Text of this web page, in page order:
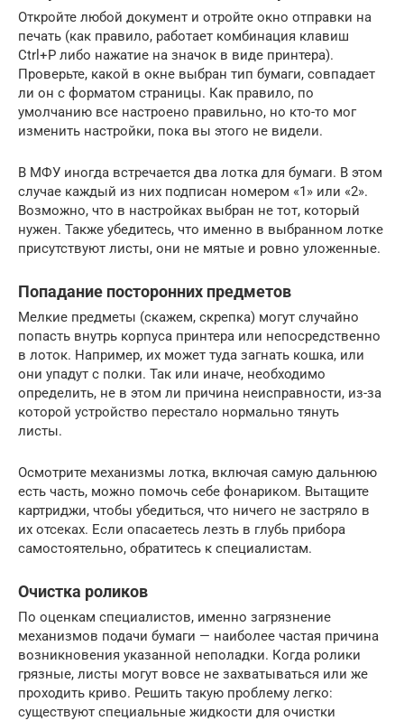
Откройте любой документ и отройте окно отправки на
печать (как правило, работает комбинация клавиш
Ctrl+P либо нажатие на значок в виде принтера).
Проверьте, какой в окне выбран тип бумаги, совпадает
ли он с форматом страницы. Как правило, по
умолчанию все настроено правильно, но кто-то мог
изменить настройки, пока вы этого не видели.
В МФУ иногда встречается два лотка для бумаги. В этом
случае каждый из них подписан номером «1» или «2».
Возможно, что в настройках выбран не тот, который
нужен. Также убедитесь, что именно в выбранном лотке
присутствуют листы, они не мятые и ровно уложенные.
Попадание посторонних предметов
Мелкие предметы (скажем, скрепка) могут случайно
попасть внутрь корпуса принтера или непосредственно
в лоток. Например, их может туда загнать кошка, или
они упадут с полки. Так или иначе, необходимо
определить, не в этом ли причина неисправности, из-за
которой устройство перестало нормально тянуть
листы.
Осмотрите механизмы лотка, включая самую дальнюю
есть часть, можно помочь себе фонариком. Вытащите
картриджи, чтобы убедиться, что ничего не застряло в
их отсеках. Если опасаетесь лезть в глубь прибора
самостоятельно, обратитесь к специалистам.
Очистка роликов
По оценкам специалистов, именно загрязнение
механизмов подачи бумаги — наиболее частая причина
возникновения указанной неполадки. Когда ролики
грязные, листы могут вовсе не захватываться или же
проходить криво. Решить такую проблему легко:
существуют специальные жидкости для очистки